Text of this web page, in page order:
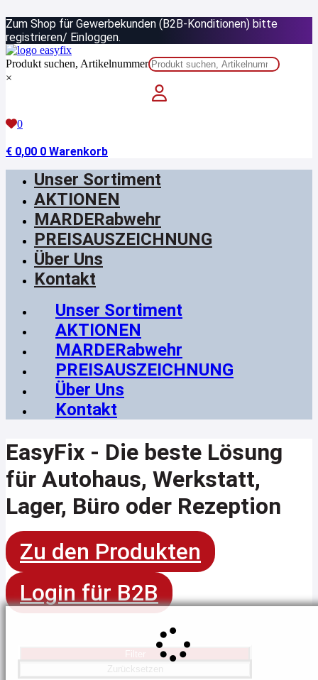
Inhalt
springen
Zum Shop für Gewerbekunden (B2B-Konditionen) bitte
registrieren/ Einloggen.
Produkt suchen, Artikelnummer
×
0
€ 0,00 0 Warenkorb
Unser Sortiment
AKTIONEN
MARDERabwehr
PREISAUSZEICHNUNG
Über Uns
Kontakt
Unser Sortiment
AKTIONEN
MARDERabwehr
PREISAUSZEICHNUNG
Über Uns
Kontakt
EasyFix - Die beste Lösung
für Autohaus, Werkstatt,
Lager, Büro oder Rezeption
Zu den Produkten
Login für B2B